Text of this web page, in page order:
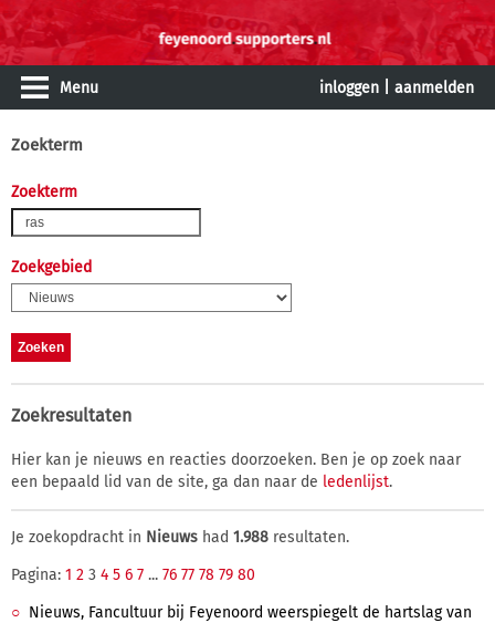
Menu inloggen aanmelden
Zoekterm
Zoekterm
Zoekgebied
Zoekresultaten
Hier kan je nieuws en reacties doorzoeken. Ben je op zoek naar
een bepaald lid van de site, ga dan naar de ledenlijst.
Je zoekopdracht in Nieuws had 1.988 resultaten.
Pagina: 1 2 3 4 5 6 7 ... 76 77 78 79 80
Nieuws, Fancultuur bij Feyenoord weerspiegelt de hartslag van